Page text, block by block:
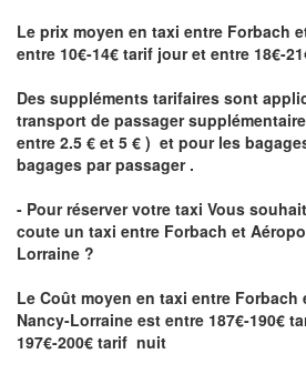
Le prix moyen en taxi entre Forbach
entre 10€-14€ tarif jour et entre 18€-
Des suppléments tarifaires sont
transport de passager
entre 2.5 € et 5 € ) et pour les
bagages par passager .
- Pour réserver votre taxi Vous
coute un taxi entre Forbach et
Lorraine ?
Le Coût moyen en taxi entre Forbach
Nancy-Lorraine est entre 187€-190€
197€-200€ tarif nuit